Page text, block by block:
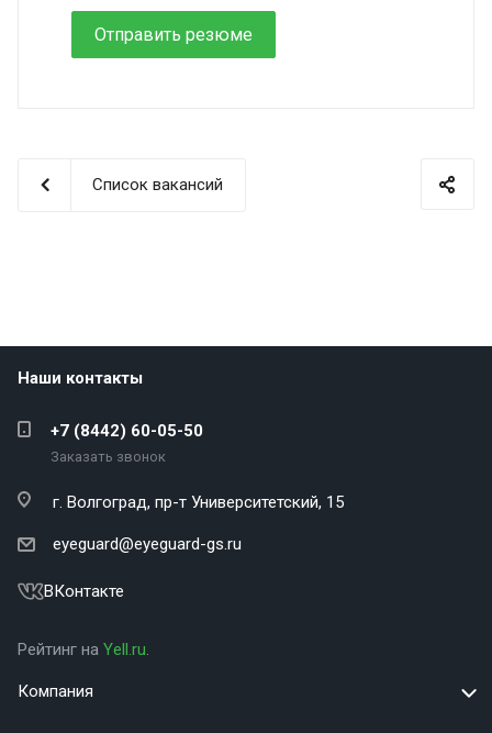
Отправить резюме
Список вакансий
Наши контакты
+7 (8442) 60-05-50
Заказать звонок
г. Волгоград, пр-т Университетский, 15
eyeguard@eyeguard-gs.ru
ВКонтакте
Рейтинг на Yell.ru.
Компания